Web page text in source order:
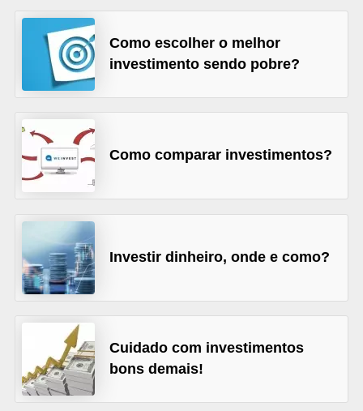
Como escolher o melhor
investimento sendo pobre?
Como comparar investimentos?
Investir dinheiro, onde e como?
Cuidado com investimentos
bons demais!
i
n
c
e
i
r
C
â
m
i
o